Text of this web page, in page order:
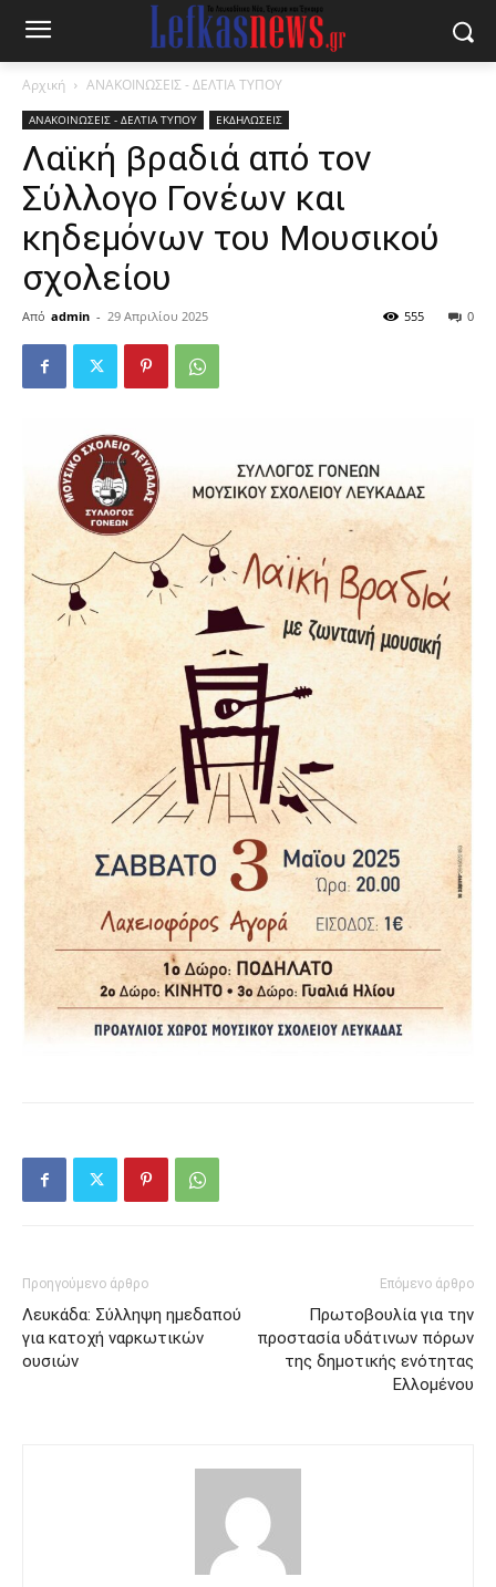
Αρχική ΑΝΑΚΟΙΝΩΣΕΙΣ - ΔΕΛΤΙΑ ΤΥΠΟΥ
ΑΝΑΚΟΙΝΩΣΕΙΣ - ΔΕΛΤΙΑ ΤΥΠΟΥ ΕΚΔΗΛΩΣΕΙΣ
Λαϊκή βραδιά από τον
Σύλλογο Γονέων και
κηδεμόνων του Μουσικού
σχολείου
Από admin - 29 Απριλίου 2025 0
555
Προηγούμενο άρθρο
Λευκάδα: Σύλληψη ημεδαπού
για κατοχή ναρκωτικών
ουσιών
Επόμενο άρθρο
Πρωτοβουλία για την
προστασία υδάτινων πόρων
της δημοτικής ενότητας
Ελλομένου